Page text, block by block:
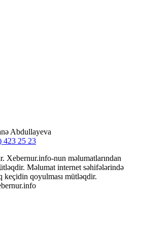
Abdullayeva
423 25 23
Xebernur.info-nun məlumatlarından
Məlumat internet səhifələrində
qoyulması mütləqdir.